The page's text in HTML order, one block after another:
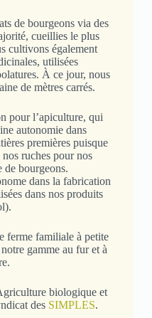
de bourgeons via des
cueillies le plus
cultivons également
utilisées
À ce jour, nous
de mètres carrés.
pour l’apiculture, qui
autonomie dans
premières puisque
ruches pour nos
de bourgeons.
dans la fabrication
dans nos produits
ferme familiale à petite
gamme au fur et à
biologique et
des SIMPLES.